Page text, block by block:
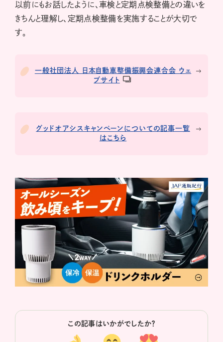
以前にもお話したように、車検と定期点検整備との違いを
きちんと理解し、定期点検整備を実施することが大切で
す。
一般社団法人 日本自動車整備振興会連合会 ウェ
ブサイト
グッドオアシスキャンペーンについての記事一覧
はこちら
この記事はいかがでしたか？